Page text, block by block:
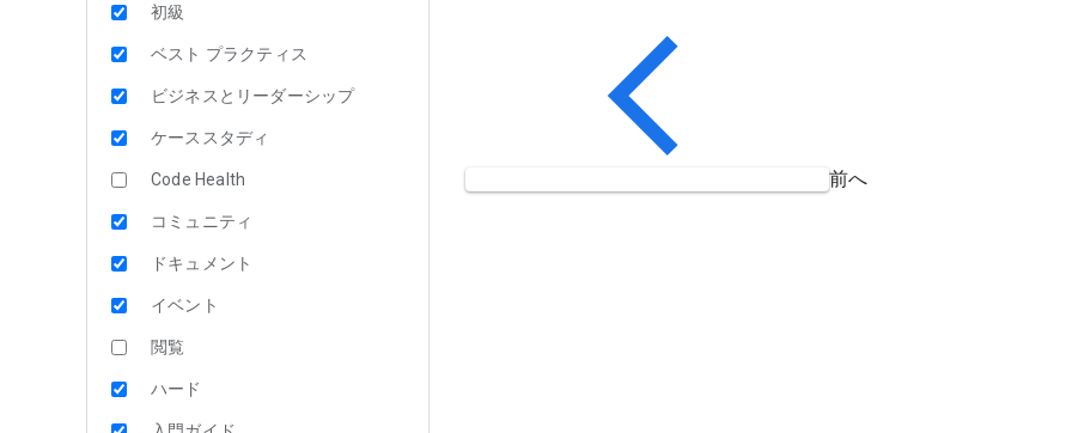
初級
ベスト プラクティス
ビジネスとリーダーシップ
ケーススタディ
Code Health
コミュニティ
ドキュメント
イベント
閲覧
ハード
前へ